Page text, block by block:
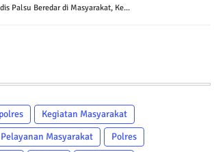
Palsu Beredar di Masyarakat, Ke...
Kegiatan Masyarakat
Pelayanan Masyarakat
Polres